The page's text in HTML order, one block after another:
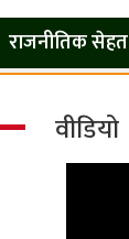
राजनीतिक सेहत
वीडियो